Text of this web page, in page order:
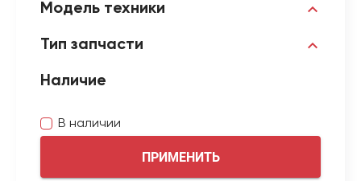
Модель техники
Тип запчасти
Наличие
В наличии
ПРИМЕНИТЬ